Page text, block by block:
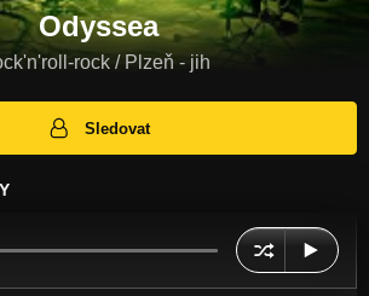
Odyssea
rock / Plzeň - jih
Sledovat